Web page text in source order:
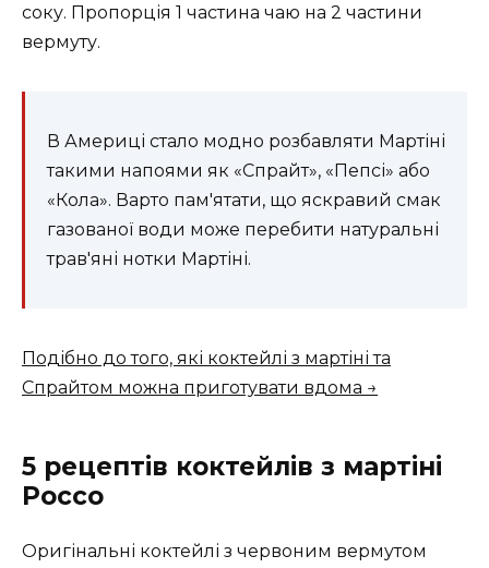
соку. Пропорція 1 частина чаю на 2 частини
вермуту.
В Америці стало модно розбавляти Мартіні
такими напоями як «Спрайт», «Пепсі» або
«Кола». Варто пам'ятати, що яскравий смак
газованої води може перебити натуральні
трав'яні нотки Мартіні.
Подібно до того, які коктейлі з мартіні та
Спрайтом можна приготувати вдома →
5 рецептів коктейлів з мартіні
Россо
Оригінальні коктейлі з червоним вермутом